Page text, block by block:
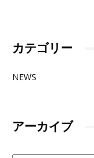
カテゴリー
NEWS
アーカイブ
ア